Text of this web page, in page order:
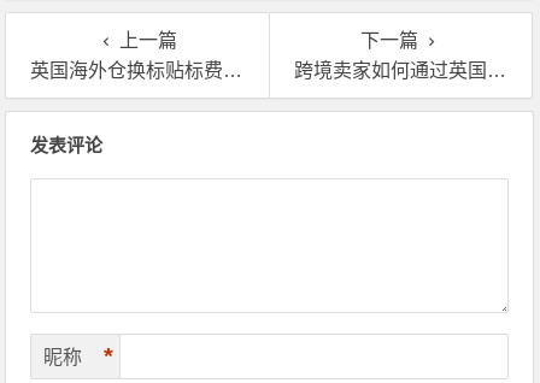
上一篇
英国海外仓换标贴标费用详细解析，移仓换标多少钱？
下一篇
跨境卖家如何通过英国海外仓实现高效稳定的本土仓储与一件代发？
发表评论
昵称 *